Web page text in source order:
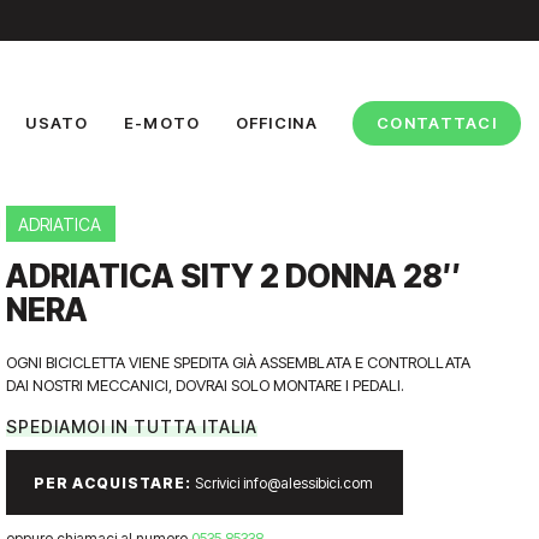
USATO E-MOTO OFFICINA CONTATTACI
ADRIATICA
ADRIATICA SITY 2 DONNA 28″
NERA
OGNI BICICLETTA VIENE SPEDITA GIÀ ASSEMBLATA E CONTROLLATA
DAI NOSTRI MECCANICI, DOVRAI SOLO MONTARE I PEDALI.
SPEDIAMOI IN TUTTA ITALIA
PER ACQUISTARE: Scrivici info@alessibici.com